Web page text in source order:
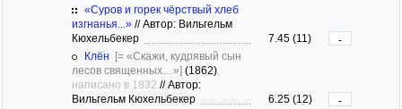
«Суров и горек чёрствый хлеб
изгнанья...» //Автор: Вильгельм
Кюхельбекер
7.45 (11)
-
Клён [= «Скажи, кудрявый сын
лесов священных…»] (1862)
написано в 1832 //Автор:
Вильгельм Кюхельбекер
6.25 (12)
-